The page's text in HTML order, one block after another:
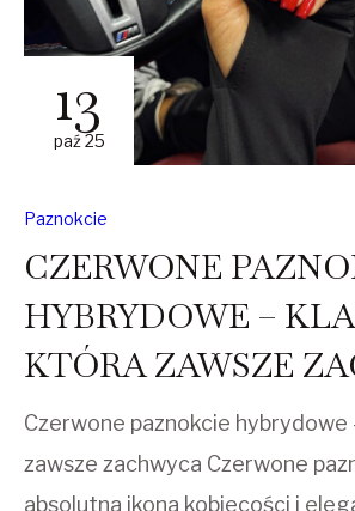
13
paź 25
Paznokcie
CZERWONE
HYBRYDOWE –
KTÓRA ZAWSZE
Czerwone paznokcie hybrydowe
zawsze zachwyca Czerwone
absolutna ikona kobiecości i